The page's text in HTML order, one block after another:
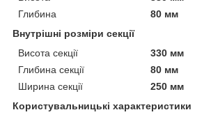
Глибина
80 мм
Внутрішні розміри секції
Висота секції
330 мм
Глибина секції
80 мм
Ширина секції
250 мм
Користувальницькі характеристики